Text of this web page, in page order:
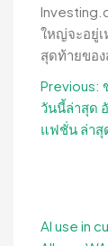
ใหญ่จะอยู่
สุดท้ายของ
Post
Previous:
วันนี้ล่าสุด
แฟชั่น ล่าสุ
AI use in